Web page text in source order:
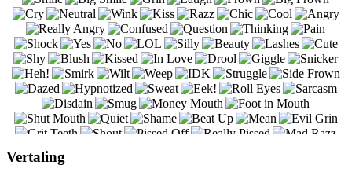
Vertaling